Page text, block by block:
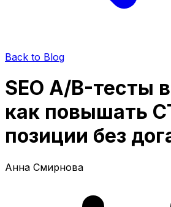
Back to Blog
SEO A/B-тесты
как повышать
позиции без
Анна Смирнова